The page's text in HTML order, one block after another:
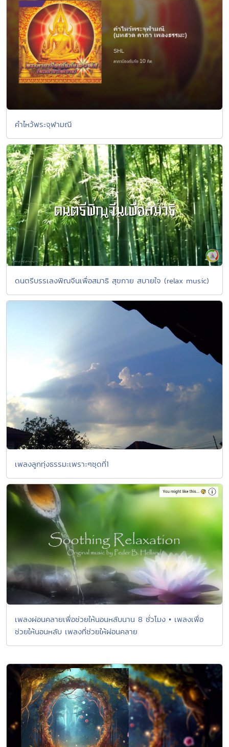
คำไหว้พระจุฬามณี
ดนตรีบรรเลงพิณจีนเพื่อสมาธิ สุขกาย สบายใจ (relax music)
เพลงลูกทุ่งธรรมะเพราะๆชุดที่1
เพลงผ่อนคลายเพื่อช่วยให้นอนหลับนาน 8 ชั่วโมง • เพลงเพื่อ
ช่วยให้นอนหลับ เพลงที่ช่วยให้ผ่อนคลาย